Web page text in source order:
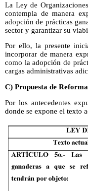
La Ley de
contempla de manera
adopción de prácticas
sector y garantizar su
Por ello, la presente
incorporar de manera
como la adopción de
cargas administrativas
C) Propuesta de Reforma
Por los antecedentes
donde se expone el texto